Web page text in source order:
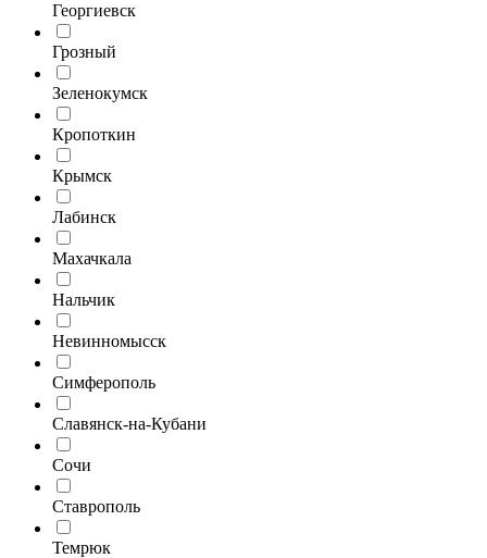
Георгиевск
Грозный
Зеленокумск
Кропоткин
Крымск
Лабинск
Махачкала
Нальчик
Невинномысск
Симферополь
Славянск-на-Кубани
Сочи
Ставрополь
Темрюк